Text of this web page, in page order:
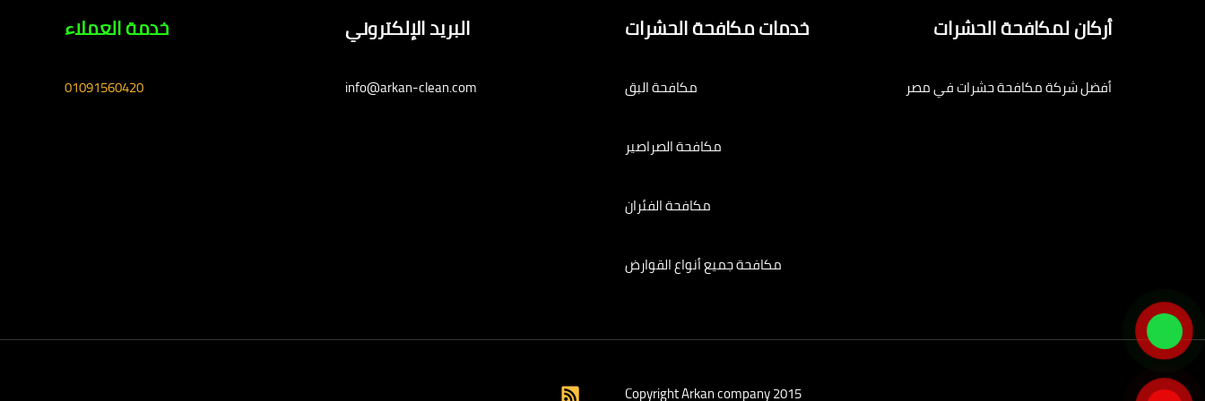
أركان لمكافحة الحشرات
أفضل شركة مكافحة حشرات في مصر
خدمات مكافحة الحشرات
مكافحة البق
مكافحة الصراصير
مكافحة الفئران
مكافحة جميع أنواع القوارض
البريد الإلكتروني
info@arkan-clean.com
خدمة العملاء
01091560420
Copyright Arkan company 2015